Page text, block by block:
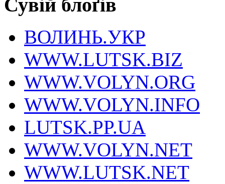
Сувій блоґів
ВОЛИНЬ.УКР
WWW.LUTSK.BIZ
WWW.VOLYN.ORG
WWW.VOLYN.INFO
LUTSK.PP.UA
WWW.VOLYN.NET
WWW.LUTSK.NET